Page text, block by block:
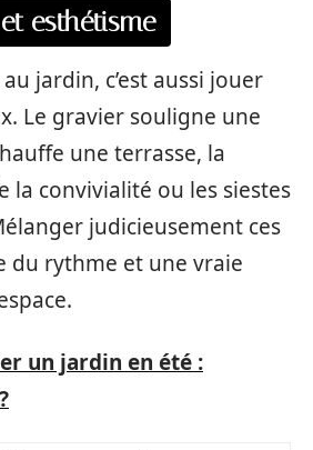
esthétisme
jardin, c’est aussi jouer
Le gravier souligne une
une terrasse, la
la convivialité ou les siestes
judicieusement ces
du rythme et une vraie
un jardin en été :